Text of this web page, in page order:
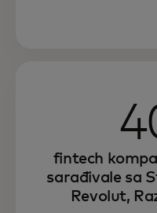
fintech
sarađivale sa
Revolut,